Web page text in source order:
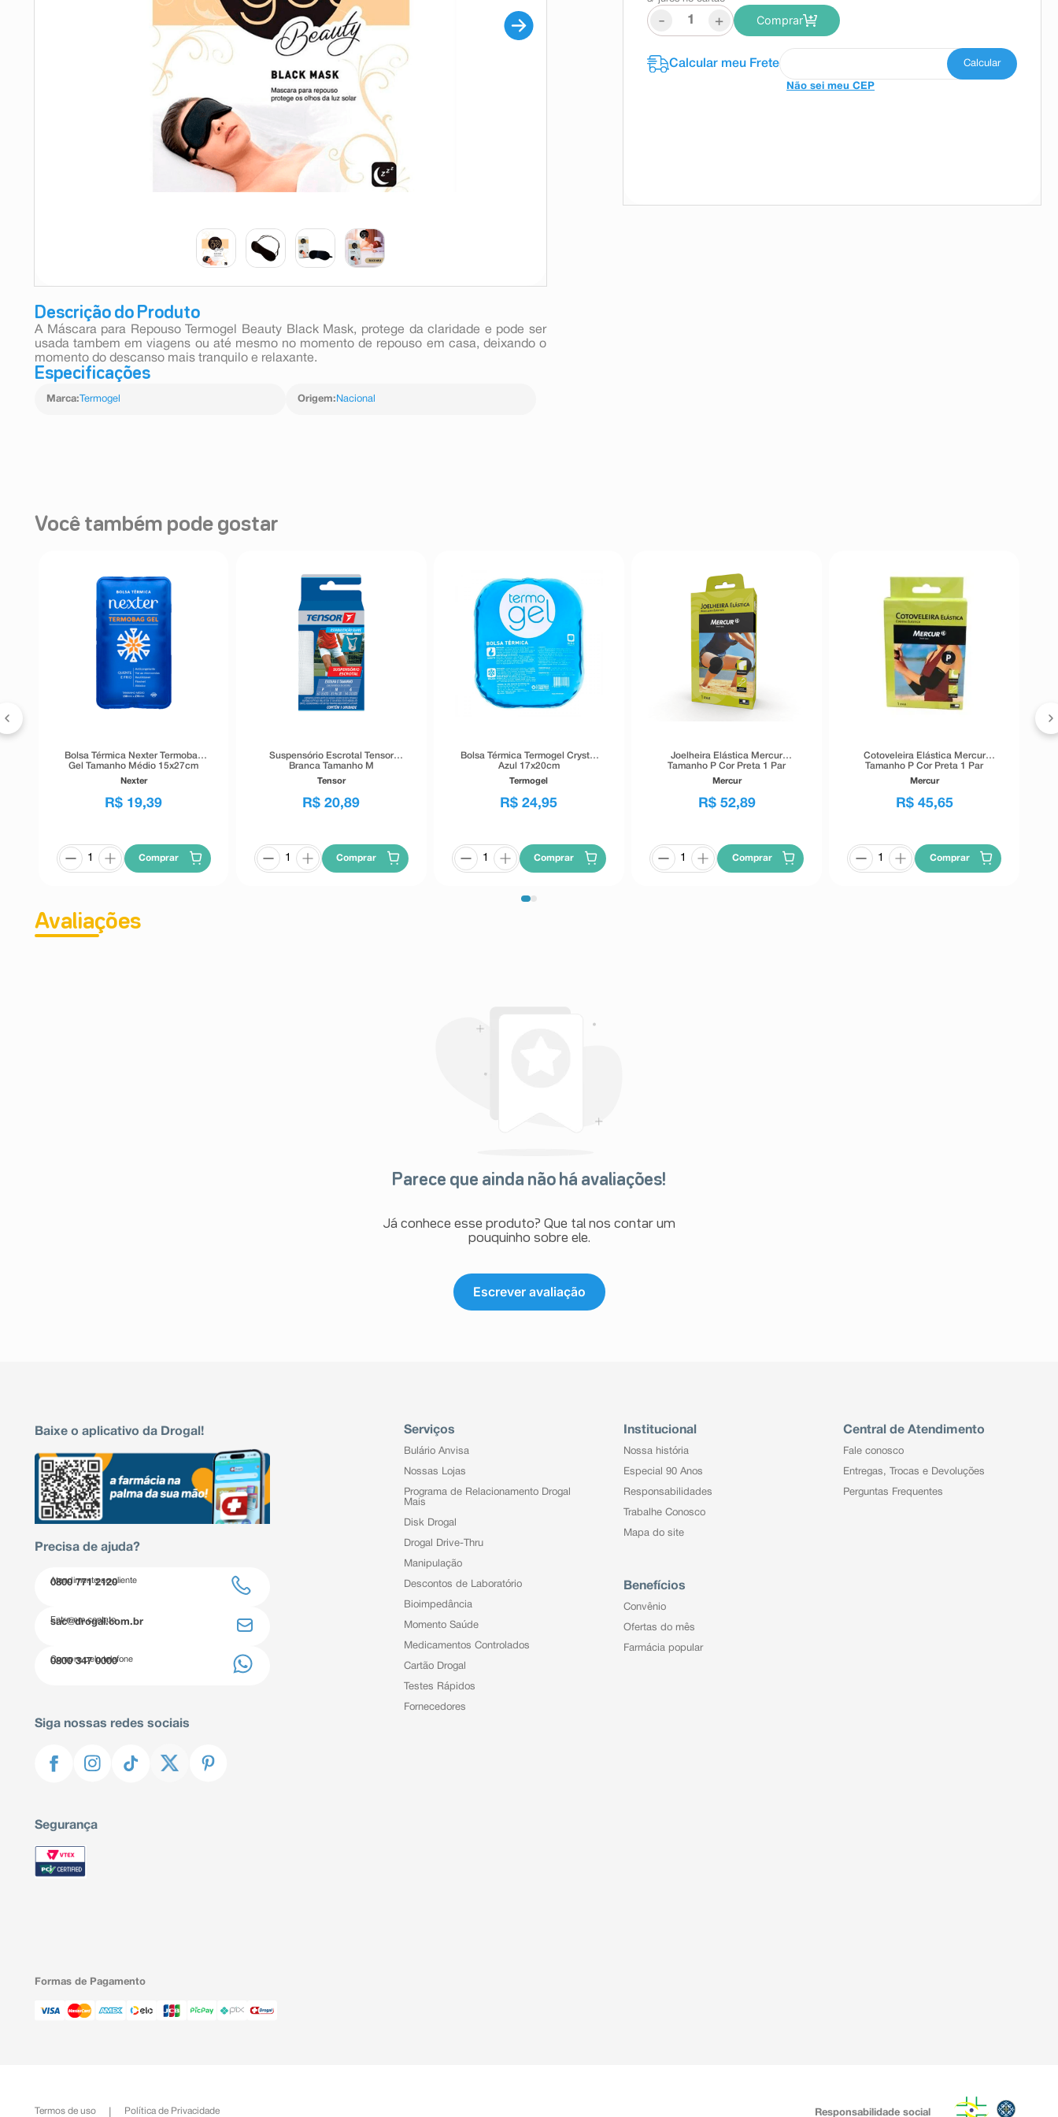
Descrição do Produto
A Máscara para Repouso Termogel Beauty Black Mask, protege da claridade e pode ser
usada tambem em viagens ou até mesmo no momento de repouso em casa, deixando o
momento do descanso mais tranquilo e relaxante.
Especificações
Marca: Termogel Origem: Nacional
- + Comprar
Não sei meu CEP
Você também pode gostar
Bolsa Térmica Nexter Termobag
Gel Tamanho Médio 15x27cm
Nexter
R$ 19,39
Comprar
Suspensório Escrotal Tensor
Branca Tamanho M
Tensor
R$ 20,89
Comprar
Bolsa Térmica Termogel Crystal
Azul 17x20cm
Termogel
R$ 24,95
Comprar
Joelheira Elástica Mercur
Tamanho P Cor Preta 1 Par
Mercur
R$ 52,89
Comprar
Cotoveleira Elástica Mercur
Tamanho P Cor Preta 1 Par
Mercur
R$ 45,65
Comprar
Avaliações
Parece que ainda não há avaliações!
Já conhece esse produto? Que tal nos contar um
pouquinho sobre ele.
Escrever avaliação
Baixe o aplicativo da Drogal!
Precisa de ajuda?
Atendimento ao cliente
0800 771 2120
Entre em contato
sac@drogal.com.br
Compre pelo telefone
0800 347 0000
Siga nossas redes sociais
Segurança
Serviços
Bulário Anvisa
Nossas Lojas
Programa de Relacionamento Drogal
Mais
Disk Drogal
Drogal Drive-Thru
Manipulação
Descontos de Laboratório
Bioimpedância
Momento Saúde
Medicamentos Controlados
Cartão Drogal
Testes Rápidos
Fornecedores
Institucional
Nossa história
Especial 90 Anos
Responsabilidades
Trabalhe Conosco
Mapa do site
Benefícios
Convênio
Ofertas do mês
Farmácia popular
Central de Atendimento
Fale conosco
Entregas, Trocas e Devoluções
Perguntas Frequentes
Formas de Pagamento
Termos de uso Política de Privacidade Responsabilidade social
esmalte
10ºabsorvente